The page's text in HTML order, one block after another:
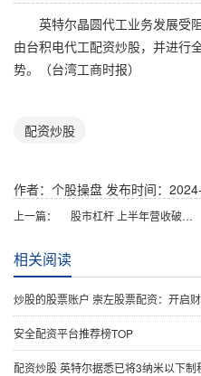
英特尔晶圆代工业务发展受
由台积电代工配资炒股，并进行
势。（台湾工商时报）
配资炒股
作者：个股操盘 发布时间：
上一篇： 股市杠杆 上半年营收破138亿 古井贡酒上半年交答卷：老牌名酒价值凸显
相关阅读
炒股的股票账户 崇左股票配资：开启
安全配资平台推荐榜TOP
配资炒股 英特尔据悉已将3纳米以下制